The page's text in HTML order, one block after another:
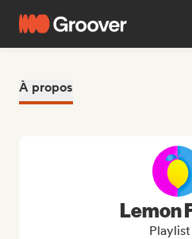
À propos
Lemon
Playlist